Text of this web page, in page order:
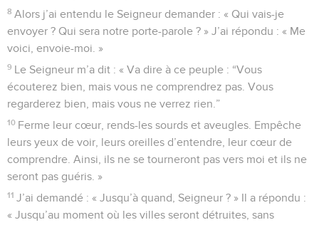
8 Alors j’ai entendu le Seigneur demander : « Qui vais-je
envoyer ? Qui sera notre porte-parole ? » J’ai répondu : « Me
voici, envoie-moi. »
9 Le Seigneur m’a dit : « Va dire à ce peuple : “Vous
écouterez bien, mais vous ne comprendrez pas. Vous
regarderez bien, mais vous ne verrez rien.”
10 Ferme leur cœur, rends-les sourds et aveugles. Empêche
leurs yeux de voir, leurs oreilles d’entendre, leur cœur de
comprendre. Ainsi, ils ne se tourneront pas vers moi et ils ne
seront pas guéris. »
11 J’ai demandé : « Jusqu’à quand, Seigneur ? » Il a répondu :
« Jusqu’au moment où les villes seront détruites, sans